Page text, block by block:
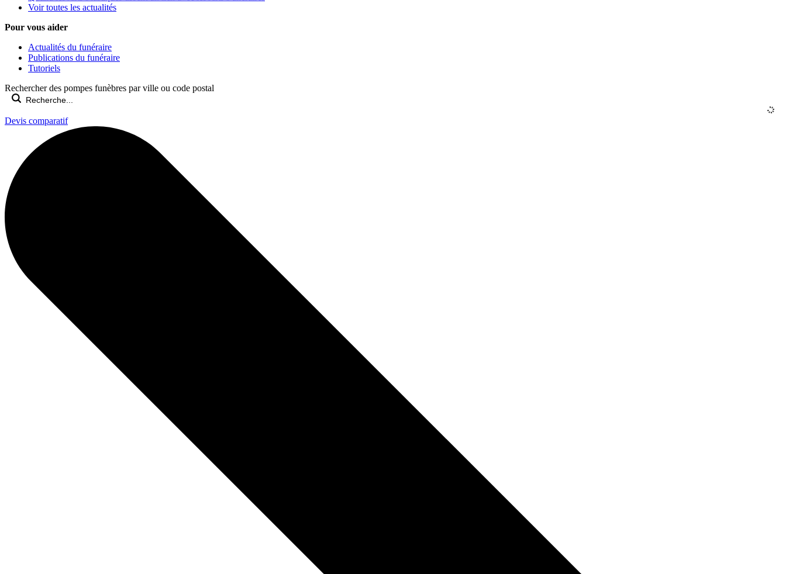
Voir toutes les actualités
Pour vous aider
Actualités du funéraire
Publications du funéraire
Tutoriels
Rechercher des pompes funèbres par ville ou code postal
Devis comparatif